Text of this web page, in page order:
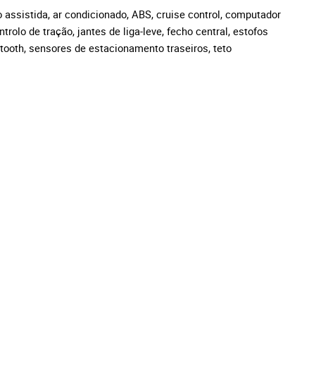
assistida, ar condicionado, ABS, cruise control, computador
de tração, jantes de liga-leve, fecho central, estofos
sensores de estacionamento traseiros, teto